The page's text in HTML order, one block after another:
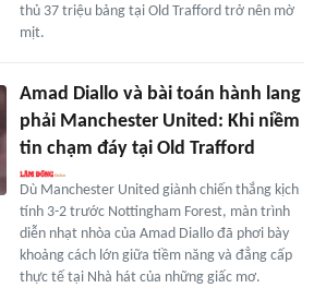
thủ 37 triệu bảng tại Old Trafford trở nên mờ
mịt.
Amad Diallo và bài toán hành lang
phải Manchester United: Khi niềm
tin chạm đáy tại Old Trafford
Dù Manchester United giành chiến thắng kịch
tính 3-2 trước Nottingham Forest, màn trình
diễn nhạt nhòa của Amad Diallo đã phơi bày
khoảng cách lớn giữa tiềm năng và đẳng cấp
thực tế tại Nhà hát của những giấc mơ.